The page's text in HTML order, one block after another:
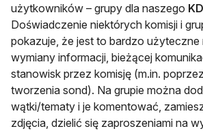
użytkowników – grupy dla naszego
Doświadczenie niektórych komisji i
pokazuje, że jest to bardzo użyteczne
wymiany informacji, bieżącej
stanowisk przez komisję (m.in.
tworzenia sond). Na grupie można
wątki/tematy i je komentować,
zdjęcia, dzielić się zaproszeniami na